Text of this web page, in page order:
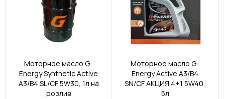
Моторное масло G-
Energy Synthetic Active
A3/B4 SL/CF 5W30, 1л на
розлив
Моторное масло G-
Energy Active A3/B4
SN/CF АКЦИЯ 4+1 5W40,
5л